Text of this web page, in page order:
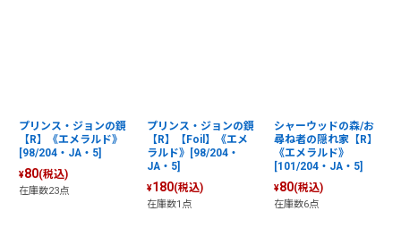
プリンス・ジョンの鏡
【R】《エメラルド》
[98/204・JA・5]
¥80(税込)
在庫数23点
プリンス・ジョンの鏡
【R】【Foil】《エメ
ラルド》[98/204・
JA・5]
¥180(税込)
在庫数1点
シャーウッドの森/お
尋ね者の隠れ家【R】
《エメラルド》
[101/204・JA・5]
¥80(税込)
在庫数6点